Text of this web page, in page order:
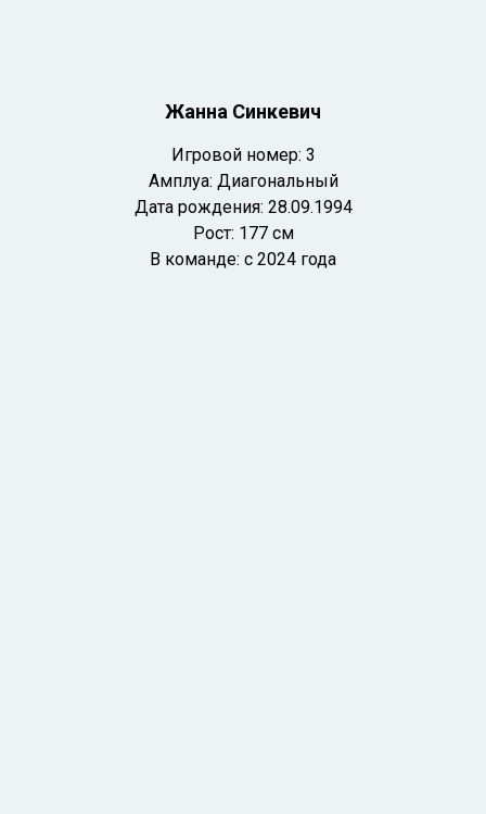
Жанна Синкевич
Игровой номер: 3
Амплуа: Диагональный
Дата рождения: 28.09.1994
Рост: 177 см
В команде: с 2024 года